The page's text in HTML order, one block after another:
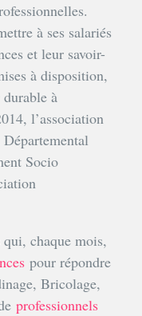
à ses salariés
et leur savoir-
à disposition,
à
l’association
Socio
chaque mois,
pour répondre
Bricolage,
professionnels